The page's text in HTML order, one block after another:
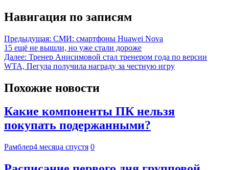
Навигация по записям
Предыдущая: СМИ: смартфоны Huawei Nova
15 ещё не вышли, но уже стали дороже
Далее: Тренер Анисимовой стал тренером года по версии
WTA, Пегула получила награду за честную игру
Похожие новости
Какие компоненты ПК нельзя
покупать подержанными?
Рамблер4 месяца спустя 0